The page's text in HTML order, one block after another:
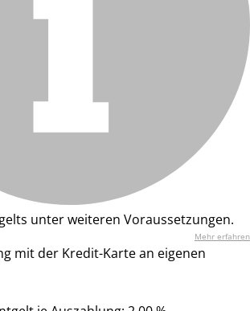
unter weiteren Voraussetzungen.
Mehr erfahren
mit der Kredit-Karte an eigenen